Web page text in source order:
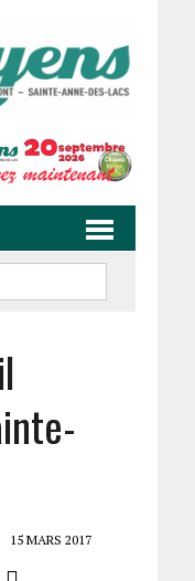
15 MARS 2017